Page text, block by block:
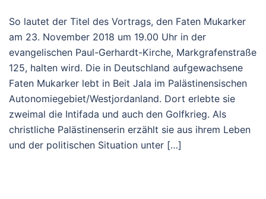
So lautet der Titel des Vortrags, den Faten Mukarker
am 23. November 2018 um 19.00 Uhr in der
evangelischen Paul-Gerhardt-Kirche, Markgrafenstraße
125, halten wird. Die in Deutschland aufgewachsene
Faten Mukarker lebt in Beit Jala im Palästinensischen
Autonomiegebiet/Westjordanland. Dort erlebte sie
zweimal die Intifada und auch den Golfkrieg. Als
christliche Palästinenserin erzählt sie aus ihrem Leben
und der politischen Situation unter […]